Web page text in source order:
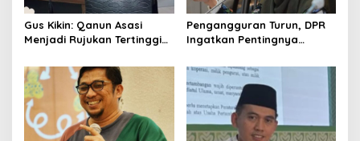
Gus Kikin: Qanun Asasi
Menjadi Rujukan Tertinggi
Pengangguran Turun, DPR
Ingatkan Pentingnya
yang Layak